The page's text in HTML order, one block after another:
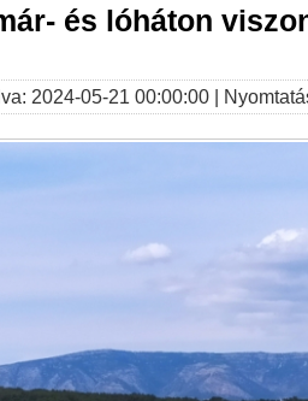
és lóháton
2024-05-21 00:00:00 |